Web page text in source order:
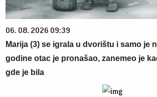
06. 08. 2026 09:39
Marija (3) se igrala u dvorištu i samo je
godine otac je pronašao, zanemeo je
gde je bila